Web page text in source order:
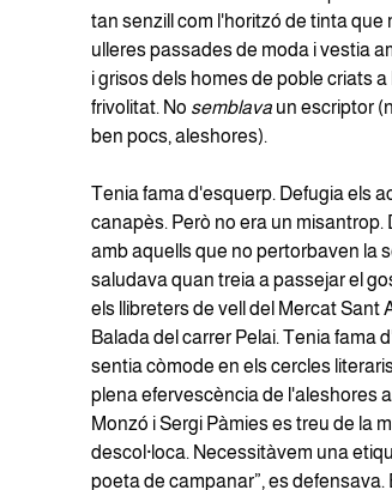
tan senzill com l'horitzó de tinta
ulleres passades de moda i vestia
i grisos dels homes de poble criats
frivolitat. No semblavaun escriptor
ben pocs, aleshores).
Tenia fama d'esquerp. Defugia els
canapès. Però no era un
amb aquells que no pertorbaven la
saludava quan treia a passejar el
els llibreters de vell del Mercat Sant
Balada del carrer Pelai. Tenia fama
sentia còmode en els cercles
plena efervescència de l'aleshores
Monzó i Sergi Pàmies es treu de la
descol·loca. Necessitàvem una
poeta de campanar”, es